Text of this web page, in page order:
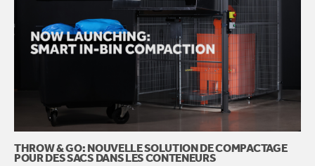
THROW & GO: NOUVELLE SOLUTION DE COMPACTAGE
POUR DES SACS DANS LES CONTENEURS